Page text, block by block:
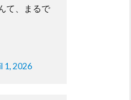
て、まるで
1, 2026